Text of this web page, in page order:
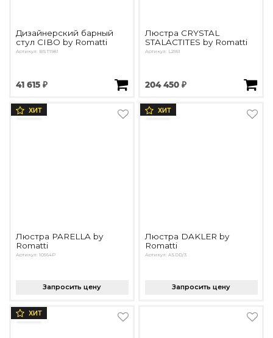
Дизайнерский барный
стул CIBO by Romatti
Артикул: BST1981
41 615 ₽
Люстра CRYSTAL
STALACTITES by Romatti
Артикул: L2951
204 450 ₽
ХИТ
Люстра PARELLA by
Romatti
Артикул: 10564P
Запросить цену
ХИТ
Люстра DAKLER by
Romatti
Артикул: ASDD/3
Запросить цену
ХИТ